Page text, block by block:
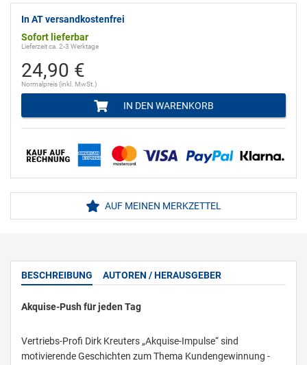
In AT versandkostenfrei
Sofort lieferbar
Lieferzeit ca. 2-3 Werktage
24,90 €
Normalpreis (inkl. MwSt.)
IN DEN WARENKORB
AUF MEINEN MERKZETTEL
BESCHREIBUNG AUTOREN / HERAUSGEBER
Akquise-Push für jeden Tag
Vertriebs-Profi Dirk Kreuters „Akquise-Impulse“ sind
motivierende Geschichten zum Thema Kundengewinnung -